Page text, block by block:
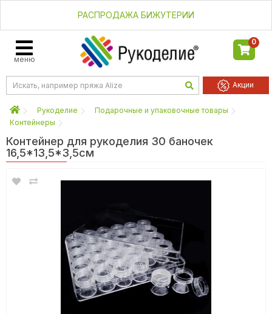
РАСПРОДАЖА БИЖУТЕРИИ
меню
0
Акции
Рукоделие
Подарочные и упаковочные товары
Контейнеры
Контейнер для рукоделия 30 баночек
16,5*13,5*3,5см